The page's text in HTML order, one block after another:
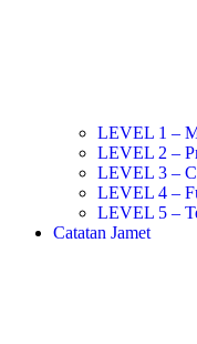
LEVEL 1 –
LEVEL 2 –
LEVEL 3 –
LEVEL 4 –
LEVEL 5 –
Catatan Jamet